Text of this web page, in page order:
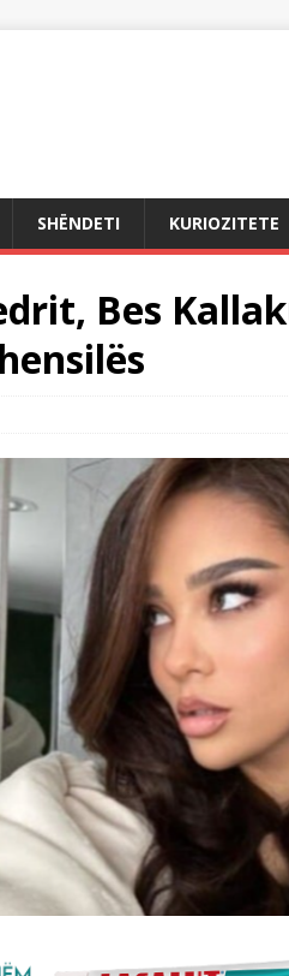
SHËNDETI KURIOZITETE
Bes